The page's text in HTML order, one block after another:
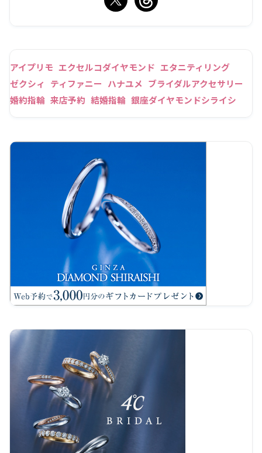
アイプリモ エクセルコダイヤモンド エタニティリング
ゼクシィ
ティファニー ハナユメ ブライダルアクセサリー
婚約指輪 来店予約 結婚指輪 銀座ダイヤモンドシライシ